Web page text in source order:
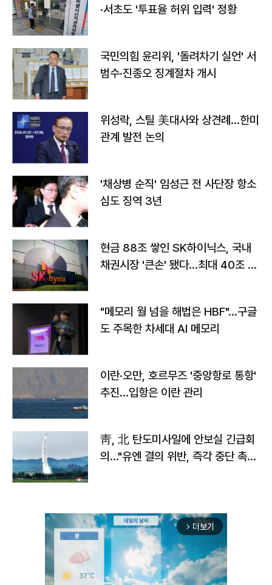
·서초도 '투표율 허위 입력' 정황
국민의힘 윤리위, '돌려차기 실언' 서
범수·진종오 징계절차 개시
위성락, 스틸 美대사와 상견례…한미
관계 발전 논의
'채상병 순직' 임성근 전 사단장 항소
심도 징역 3년
현금 88조 쌓인 SK하이닉스, 국내
채권시장 '큰손' 됐다…최대 40조 투
"메모리 월 넘을 해법은 HBF"…구글
도 주목한 차세대 AI 메모리
이란·오만, 호르무즈 '중앙항로 통항'
추진…입항은 이란 관리
靑, 北 탄도미사일에 안보실 긴급회
의…"유엔 결의 위반, 즉각 중단 촉
arrow_forward_ios 더보기